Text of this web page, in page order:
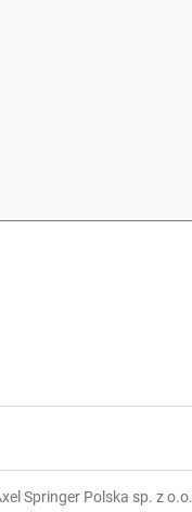
Springer Polska sp. z o.o.